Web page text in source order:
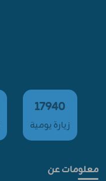
17940
زيارة يومية
معلومات عن